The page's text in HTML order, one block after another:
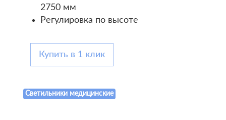
2750 мм
Регулировка по высоте
Купить в 1 клик
Светильники медицинские